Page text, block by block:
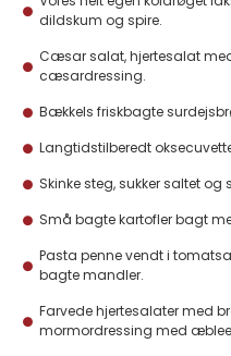
dildskum og spire.
Cæsar salat, hjertesalat
cæsardressing.
Bækkels friskbagte
Langtidstilberedt
Skinke steg, sukker saltet
Små bagte kartofler bagt
Pasta penne vendt i
bagte mandler.
Farvede hjertesalater med
mormordressing med